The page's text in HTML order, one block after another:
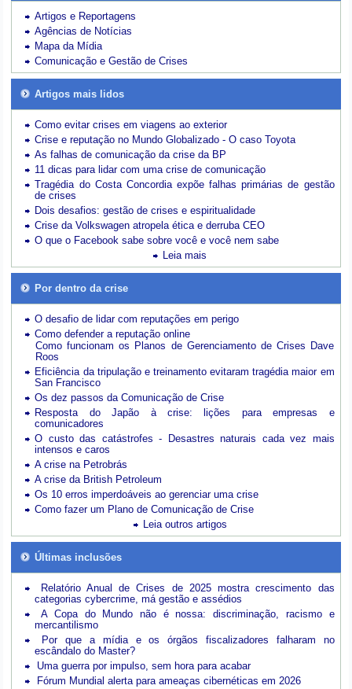
Artigos e Reportagens
Agências de Notícias
Mapa da Mídia
Comunicação e Gestão de Crises
Artigos mais lidos
Como evitar crises em viagens ao exterior
Crise e reputação no Mundo Globalizado - O caso Toyota
As falhas de comunicação da crise da BP
11 dicas para lidar com uma crise de comunicação
Tragédia do Costa Concordia expõe falhas primárias de gestão
de crises
Dois desafios: gestão de crises e espiritualidade
Crise da Volkswagen atropela ética e derruba CEO
O que o Facebook sabe sobre você e você nem sabe
Leia mais
Por dentro da crise
O desafio de lidar com reputações em perigo
Como defender a reputação online
Como funcionam os Planos de Gerenciamento de Crises Dave
Roos
Eficiência da tripulação e treinamento evitaram tragédia maior em
San Francisco
Os dez passos da Comunicação de Crise
Resposta do Japão à crise: lições para empresas e
comunicadores
O custo das catástrofes -
Desastres naturais cada vez mais
intensos e caros
A crise na Petrobrás
A crise da British Petroleum
Os 10 erros imperdoáveis ao gerenciar uma crise
Como fazer um Plano de Comunicação de Crise
Leia outros artigos
Últimas inclusões
Relatório Anual de Crises de 2025 mostra crescimento das
categorias cybercrime, má gestão e assédios
A Copa do Mundo não é nossa: discriminação, racismo e
mercantilismo
Por que a mídia e os órgãos fiscalizadores falharam no
escândalo do Master?
Uma guerra por impulso, sem hora para acabar
Fórum Mundial alerta para ameaças cibernéticas em 2026